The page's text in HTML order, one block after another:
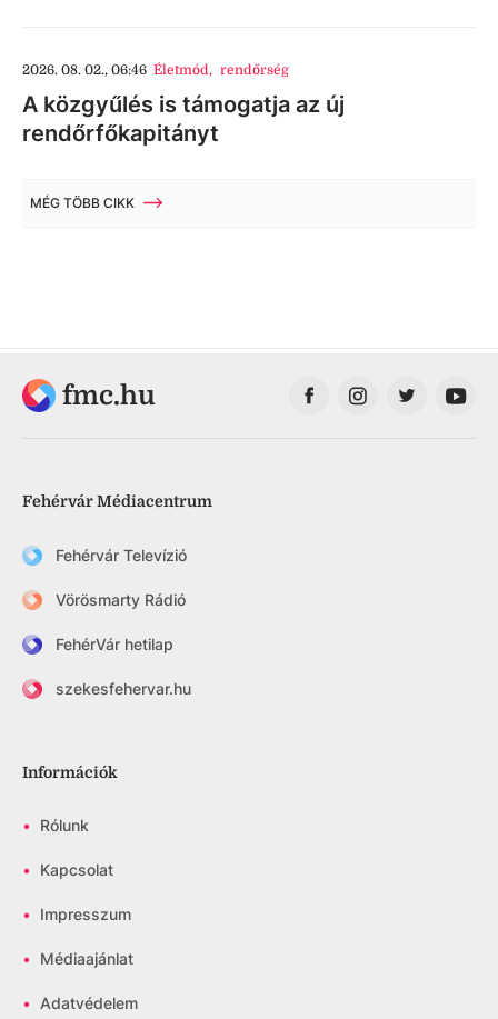
2026. 08. 02., 06:46 Életmód, rendőrség
A közgyűlés is támogatja az új
rendőrfőkapitányt
MÉG TÖBB CIKK
fmc.hu
Fehérvár Médiacentrum
Fehérvár Televízió
Vörösmarty Rádió
FehérVár hetilap
szekesfehervar.hu
Információk
• Rólunk
• Kapcsolat
• Impresszum
• Médiaajánlat
• Adatvédelem